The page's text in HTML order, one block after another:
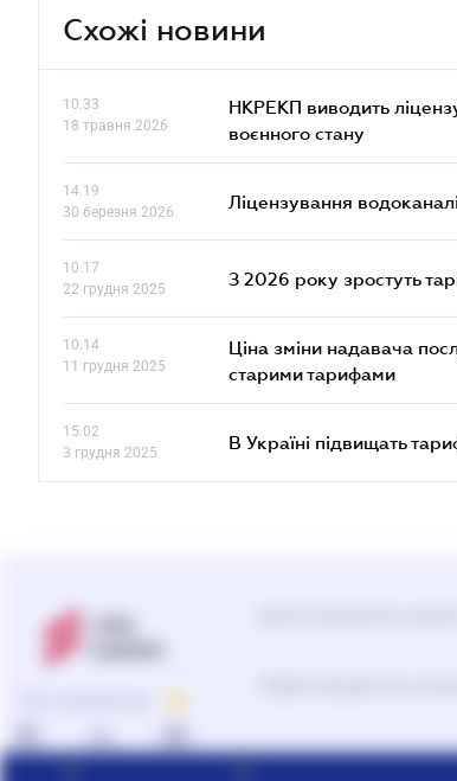
Схожі новини
10.33
18 травня 2026
НКРЕКП виводить
воєнного стану
14.19
30 березня 2026
Ліцензування
10.17
22 грудня 2025
З 2026 року зростуть
10.14
11 грудня 2025
Ціна зміни надавача
старими тарифами
15.02
3 грудня 2025
В Україні підвищать